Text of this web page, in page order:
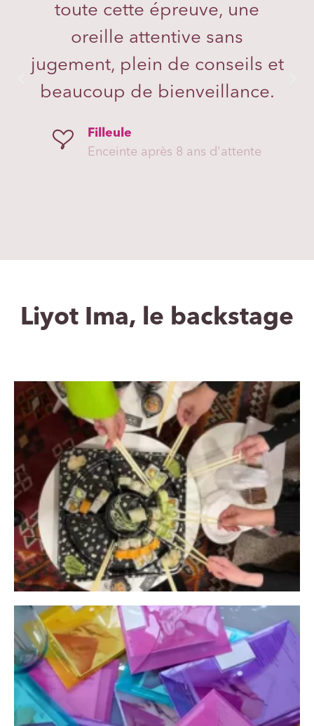
toute cette épreuve, une
oreille attentive sans
jugement, plein de conseils et
beaucoup de bienveillance.
Filleule
Enceinte après 8 ans d'attente
Liyot Ima, le backstage